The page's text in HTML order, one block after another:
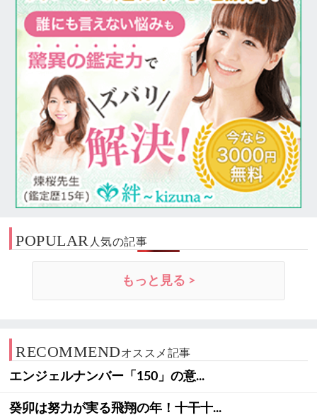
POPULAR 人気の記事
もっと見る >
RECOMMENDオススメ記事
エンジェルナンバー「150」の意...
癸卯は努力が実る飛翔の年！十干十...